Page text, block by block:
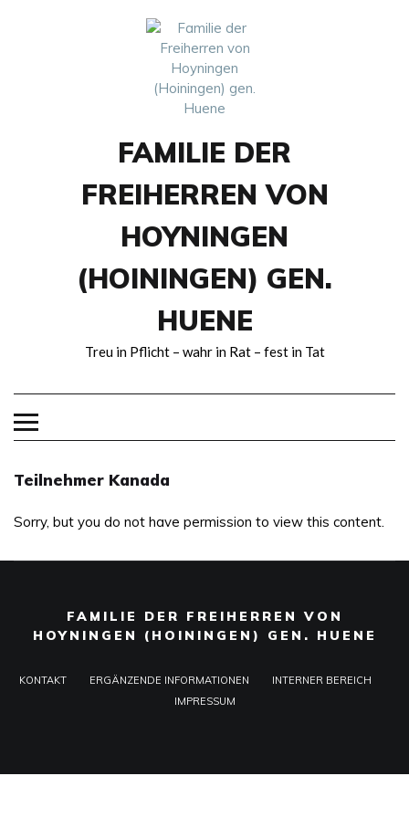
FAMILIE DER
FREIHERREN VON
HOYNINGEN
(HOININGEN) GEN.
HUENE
Treu in Pflicht – wahr in Rat – fest in Tat
Teilnehmer Kanada
Sorry, but you do not have permission to view this content.
FAMILIE DER FREIHERREN VON
HOYNINGEN (HOININGEN) GEN. HUENE
KONTAKT ERGÄNZENDE INFORMATIONEN
INTERNER BEREICH
IMPRESSUM